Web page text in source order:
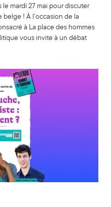
mardi 27 mai pour discuter
! À l’occasion de la
à La place des hommes
vous invite à un débat